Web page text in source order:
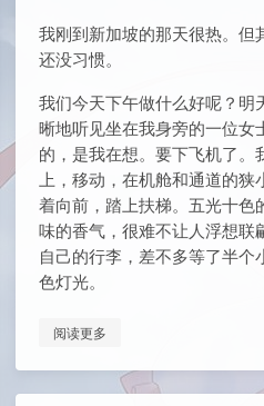
我刚到新加坡的那天很热。但
还没习惯。
我们今天下午做什么好呢？明
晰地听见坐在我身旁的一位女
的，是我在想。要下飞机了。
上，移动，在机舱和通道的
着向前，踏上扶梯。五光十色
味的香气，很难不让人浮想联
自己的行李，差不多等了半个
色灯光。
阅读更多